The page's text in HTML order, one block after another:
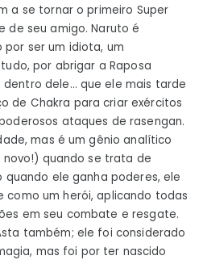
a se tornar o primeiro Super
de seu amigo. Naruto é
ser um idiota, um
por abrigar a Raposa
dentro dele… que ele mais tarde
de Chakra para criar exércitos
ataques de rasengan.
mas é um gênio analítico
quando se trata de
ele ganha poderes, ele
um herói, aplicando todas
em seu combate e resgate.
também; ele foi considerado
mas foi por ter nascido